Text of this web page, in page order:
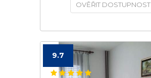
OVĚŘIT DOSTUPNOST
9.7